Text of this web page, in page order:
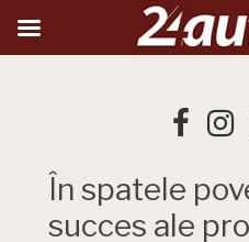
În spatele
succes ale